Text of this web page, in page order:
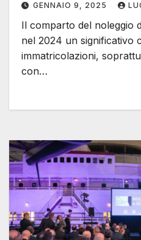
GENNAIO 9, 2025
Il comparto del noleggio
nel 2024 un significativo
immatricolazioni,
con…